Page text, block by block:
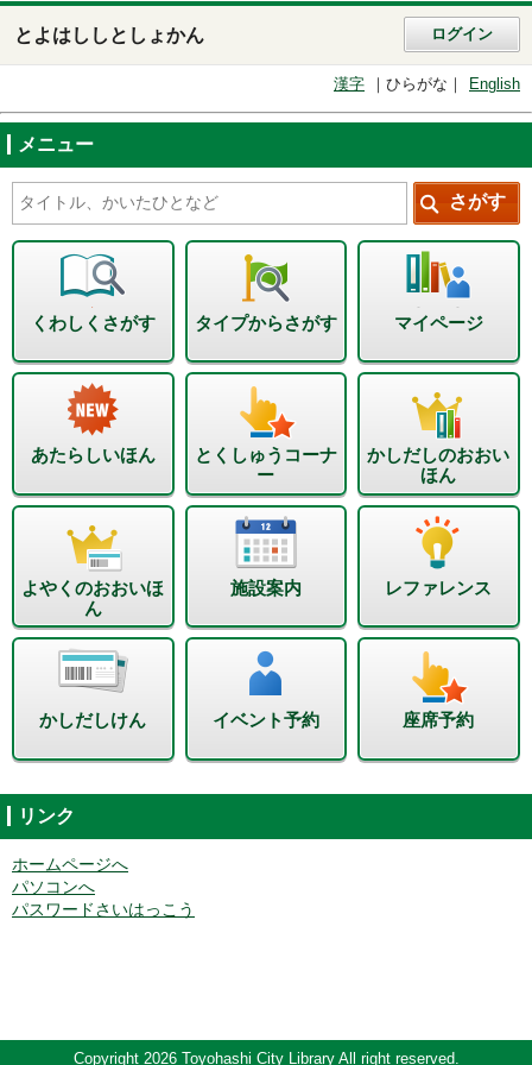
とよはししとしょかん ログイン
漢字 ひらがな English
メニュー
くわしくさがす タイプからさがす マイページ
あたらしいほん
とくしゅうコーナ
ー
かしだしのおおい
ほん
よやくのおおいほ
ん
施設案内 レファレンス
かしだしけん イベント予約 座席予約
リンク
ホームページへ
パソコンへ
パスワードさいはっこう
Copyright 2026 Toyohashi City Library All right reserved.